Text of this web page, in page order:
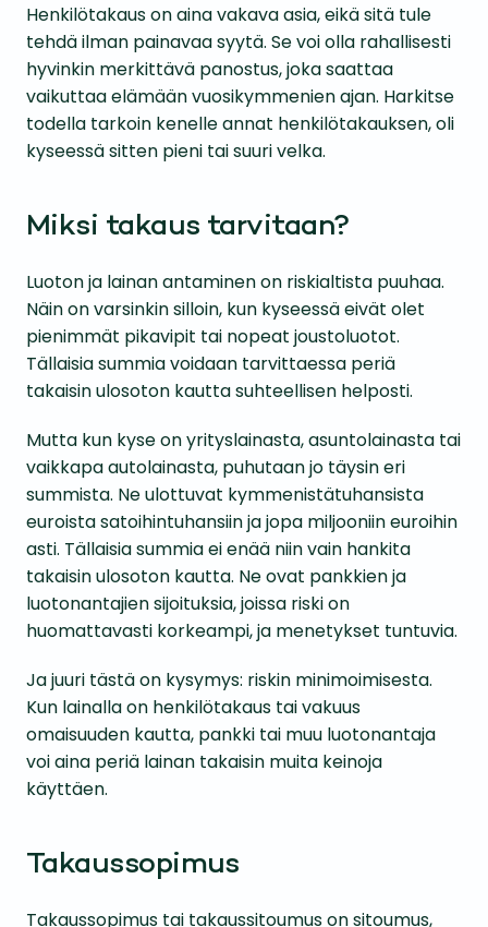
Henkilötakaus on aina vakava asia, eikä sitä tule
tehdä ilman painavaa syytä. Se voi olla rahallisesti
hyvinkin merkittävä panostus, joka saattaa
vaikuttaa elämään vuosikymmenien ajan. Harkitse
todella tarkoin kenelle annat henkilötakauksen, oli
kyseessä sitten pieni tai suuri velka.
Miksi takaus tarvitaan?
Luoton ja lainan antaminen on riskialtista puuhaa.
Näin on varsinkin silloin, kun kyseessä eivät olet
pienimmät pikavipit tai nopeat joustoluotot.
Tällaisia summia voidaan tarvittaessa periä
takaisin ulosoton kautta suhteellisen helposti.
Mutta kun kyse on yrityslainasta, asuntolainasta tai
vaikkapa autolainasta, puhutaan jo täysin eri
summista. Ne ulottuvat kymmenistätuhansista
euroista satoihintuhansiin ja jopa miljooniin euroihin
asti. Tällaisia summia ei enää niin vain hankita
takaisin ulosoton kautta. Ne ovat pankkien ja
luotonantajien sijoituksia, joissa riski on
huomattavasti korkeampi, ja menetykset tuntuvia.
Ja juuri tästä on kysymys: riskin minimoimisesta.
Kun lainalla on henkilötakaus tai vakuus
omaisuuden kautta, pankki tai muu luotonantaja
voi aina periä lainan takaisin muita keinoja
käyttäen.
Takaussopimus
Takaussopimus tai takaussitoumus on sitoumus,